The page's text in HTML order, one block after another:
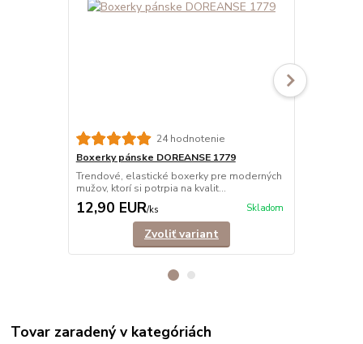
24 hodnotenie
Boxerky pánske DOREANSE 1779
Trendové, elastické boxerky pre moderných
mužov, ktorí si potrpia na kvalit...
12,90 EUR/ks Skladom
Zvoliť variant
Tovar zaradený v kategóriách